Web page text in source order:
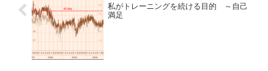
私がトレーニングを続ける目的 ～自己
満足